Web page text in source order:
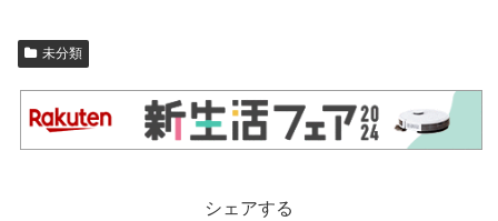
未分類
シェアする